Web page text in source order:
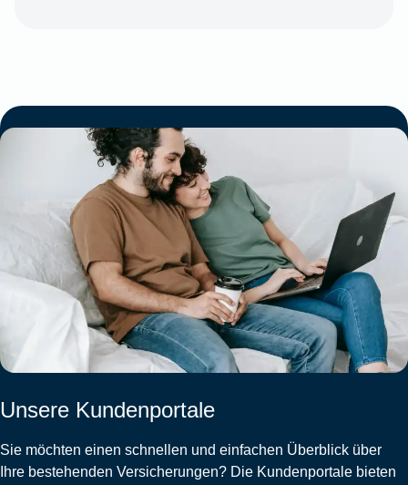
Unsere Kundenportale
Sie möchten einen schnellen und einfachen Überblick über
Ihre bestehenden Versicherungen? Die Kundenportale bieten